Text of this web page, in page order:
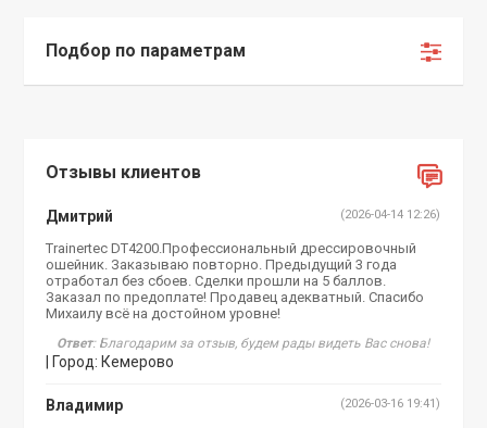
Подбор по параметрам
Отзывы клиентов
Дмитрий (2026-04-14 12:26)
Trainertec DT4200.Профессиональный дрессировочный
ошейник. Заказываю повторно. Предыдущий 3 года
отработал без сбоев. Сделки прошли на 5 баллов.
Заказал по предоплате! Продавец адекватный. Спасибо
Михаилу всё на достойном уровне!
Ответ: Благодарим за отзыв, будем рады видеть Вас снова!
| Город: Кемерово
Владимир (2026-03-16 19:41)